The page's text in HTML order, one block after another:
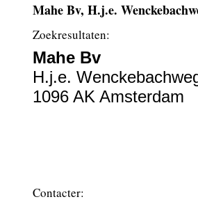
Mahe Bv, H.j.e.
Zoekresultaten:
Mahe Bv
H.j.e.
1096 AK Amsterdam
Contacter: